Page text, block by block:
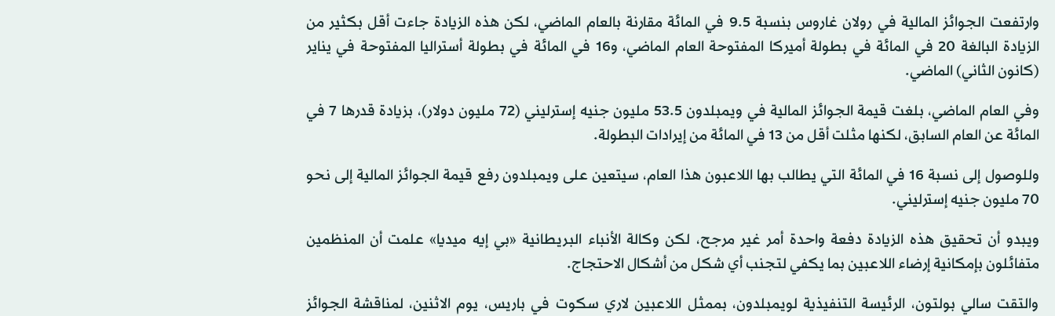
وارتفعت الجوائز المالية في رولان غاروس بنسبة 9.5 في المائة مقارنة بالعام الماضي، لكن هذه الزيادة جاءت أقل بكثير من
الزيادة البالغة 20 في المائة في بطولة أميركا المفتوحة العام الماضي، و16 في المائة في بطولة أستراليا المفتوحة في يناير
(كانون الثاني) الماضي.
وفي العام الماضي، بلغت قيمة الجوائز المالية في ويمبلدون 53.5 مليون جنيه إسترليني (72 مليون دولار)، بزيادة قدرها 7 في
المائة عن العام السابق، لكنها مثلت أقل من 13 في المائة من إيرادات البطولة.
وللوصول إلى نسبة 16 في المائة التي يطالب بها اللاعبون هذا العام، سيتعين على ويمبلدون رفع قيمة الجوائز المالية إلى نحو
70 مليون جنيه إسترليني.
ويبدو أن تحقيق هذه الزيادة دفعة واحدة أمر غير مرجح، لكن وكالة الأنباء البريطانية «بي إيه ميديا» علمت أن المنظمين
متفائلون بإمكانية إرضاء اللاعبين بما يكفي لتجنب أي شكل من أشكال الاحتجاج.
والتقت سالي بولتون، الرئيسة التنفيذية لويمبلدون، بممثل اللاعبين لاري سكوت في باريس، يوم الاثنين، لمناقشة الجوائز